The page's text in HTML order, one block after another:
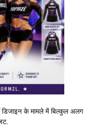
डिजाइन के मामले में बिल्कुल अलग